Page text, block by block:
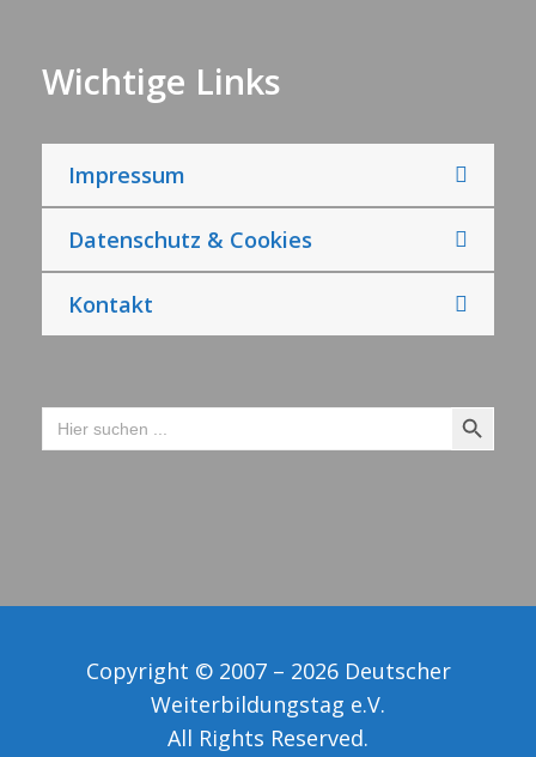
Wichtige Links
Impressum
Datenschutz & Cookies
Kontakt
Search
for:
Search Button
Copyright © 2007 – 2026 Deutscher
Weiterbildungstag e.V.
All Rights Reserved.